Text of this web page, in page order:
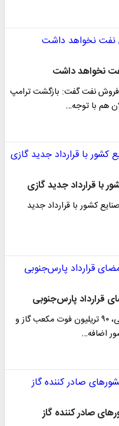
نخواهد داشت
فروش نفت گفت: بازگشت ترامپ
هم با توجه…
با قرارداد جدید گازی
کشور با قرارداد جدید
وزیر نفت گفت: با فشارافزایی پارس جنوبی، ۹۰ تریلیون فوت مکعب گاز و
صادر کننده گاز